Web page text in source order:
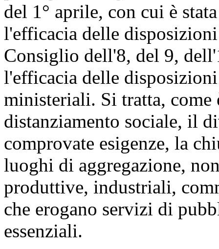
del 1° aprile, con cui è
l'efficacia delle
Consiglio dell'8, del 9,
l'efficacia delle
ministeriali. Si tratta,
distanziamento sociale, il
comprovate esigenze, la
luoghi di aggregazione,
produttive, industriali,
che erogano servizi di
essenziali.